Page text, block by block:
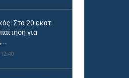
Στα 20 εκατ.
για